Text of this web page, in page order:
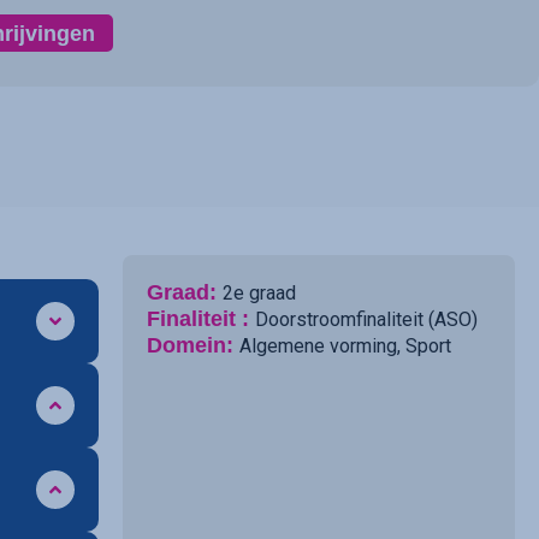
Graad: 2e graad
Finaliteit : Doorstroomfinaliteit (ASO)
Domein: Algemene vorming, Sport